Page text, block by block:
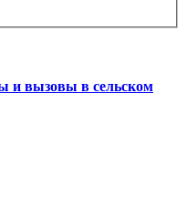
и вызовы в сельском